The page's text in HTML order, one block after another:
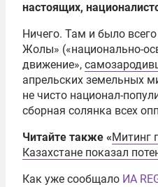
настоящих,
Ничего. Там и было
Жолы» («национально-
движение»,
апрельских земельных
не чисто национал-
сборная солянка всех
Читайте также «Митинг
Казахстане показал
Как уже сообщало ИА